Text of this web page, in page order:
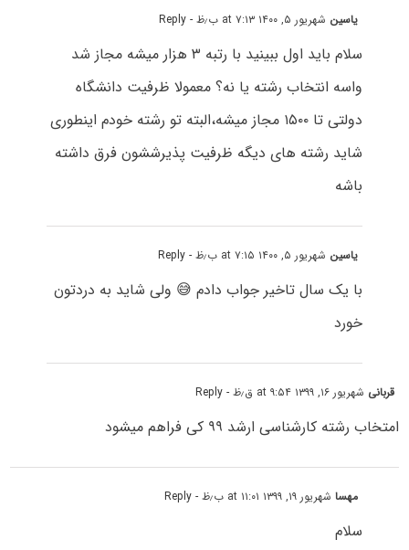
یاسین شهریور ۵, ۱۴۰۰ at ۷:۱۳ ب٫ظ - Reply
سلام باید اول ببینید با رتبه ۳ هزار میشه مجاز شد
واسه انتخاب رشته یا نه؟ معمولا ظرفیت دانشگاه
دولتی تا ۱۵۰۰ مجاز میشه،البته تو رشته خودم اینطوری
شاید رشته های دیگه ظرفیت پذیرششون فرق داشته
باشه
یاسین شهریور ۵, ۱۴۰۰ at ۷:۱۵ ب٫ظ - Reply
با یک سال تاخیر جواب دادم 😅 ولی شاید به دردتون
خورد
قربانی شهریور ۱۶, ۱۳۹۹ at ۹:۵۴ ق٫ظ - Reply
امتخاب رشته کارشناسی ارشد ۹۹ کی فراهم میشود
مهساشهریور ۱۹, ۱۳۹۹ at ۱۱:۰۱ ب٫ظ - Reply
سلام